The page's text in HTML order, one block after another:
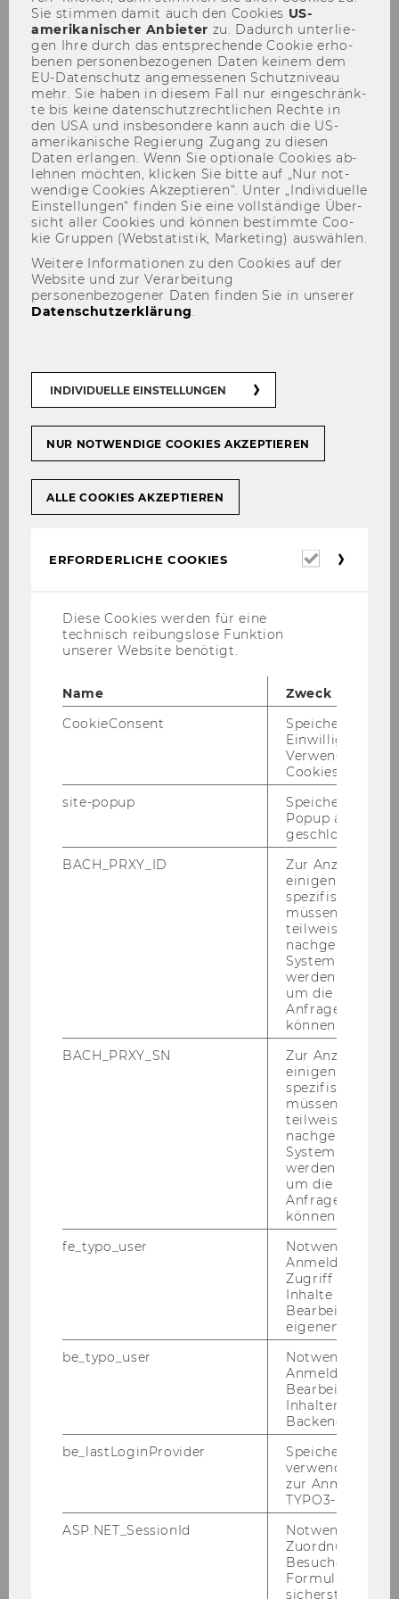
Univ.Prof. Mag.Dr.rer.soc.oec.
Bettina Fuhrmann
Leiterin des Instituts für Wirtschaftspädagogik
bettina.fuhrmann@wu.ac.at
+43 1 31336 5072
Assoz.Prof. Mag.Dr.rer.soc.oec.
Christiane Schopf
Assoziierte Professorin || Stellvertretende
Leiterin des Instituts für Wirtschaftspädagogik
Dr. Alina Alexandra Bot
alina.alexandra.bot@wu.ac.at
Fa­cul­ty
Sie stim­men damit auch den Coo­kies US-​
amerikanischer An­bie­ter zu. Da­durch un­ter­lie­
gen Ihre durch das ent­spre­chen­de Coo­kie er­ho­
be­nen per­so­nen­be­zo­ge­nen Daten kei­nem dem
EU-​Datenschutz an­ge­mes­se­nen Schutz­ni­veau
mehr. Sie haben in die­sem Fall nur ein­ge­schränk­
te bis keine da­ten­schutz­recht­li­chen Rech­te in
den USA und ins­be­son­de­re kann auch die US-​
amerikanische Re­gie­rung Zu­gang zu die­sen
Daten er­lan­gen. Wenn Sie op­tio­na­le Coo­kies ab­
leh­nen möch­ten, kli­cken Sie bitte auf „Nur not­
wen­di­ge Coo­kies Ak­zep­tie­ren“. Unter „In­di­vi­du­el­le
Ein­stel­lun­gen“ fin­den Sie eine voll­stän­di­ge Über­
sicht aller Coo­kies und kön­nen be­stimm­te Coo­
kie Grup­pen (Web­sta­tis­tik, Mar­ke­ting) aus­wäh­len.
Weitere Informationen zu den Cookies auf der
Website und zur Verarbeitung
personenbezogener Daten finden Sie in unserer
Datenschutzerklärung.
INDIVIDUELLE EINSTELLUNGEN
NUR NOTWENDIGE COOKIES AKZEPTIEREN
ALLE COOKIES AKZEPTIEREN
ERFORDERLICHE COOKIES
Diese Cookies werden für eine
technisch reibungslose Funktion
unserer Website benötigt.
Name
Zweck
CookieConsent
Speichert Ihre
Einwilligung zur
Verwendung von
Cookies.
site-popup
Speichert ob ein
Popup
geschlossen
BACH_PRXY_ID
Zur Anzeige von
einigen WU-
spezifischen
müssen
teilweise von
nachgelagerten
System
werden.
um die Antwort
Anfrage
können.
BACH_PRXY_SN
Zur Anzeige von
einigen WU-
spezifischen
müssen
teilweise von
nachgelagerten
System
werden.
um die Antwort
Anfrage
können.
fe_typo_user
Notwendig für
Anmeldung und
Zugriff auf
Inhalte oder zur
Bearbeitung des
eigenen Profils.
be_typo_user
Notwendig für
Anmeldung und
Bearbeitung von
Inhalten im
Backend.
be_lastLoginProvider
Speichert die
verwendete
zur Anmeldung
TYPO3-Backend.
ASP.NET_SessionId
Notwendig, um
Zuordnung von
Besucher zu
sicherstellen zu